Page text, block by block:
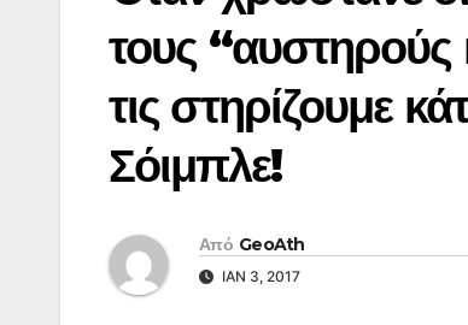
τους
τις στηρίζουμε
Σόιμπλε!
Από GeoAth
ΙΑΝ 3, 2017